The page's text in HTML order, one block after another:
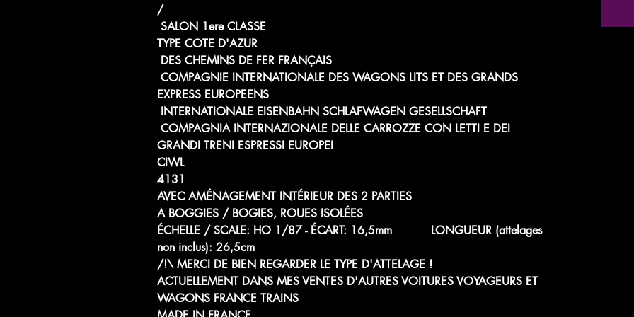
/
SALON 1ere CLASSE
TYPE COTE D'AZUR
DES CHEMINS DE FER FRANÇAIS
COMPAGNIE INTERNATIONALE DES WAGONS LITS ET DES GRANDS
EXPRESS EUROPEENS
INTERNATIONALE EISENBAHN SCHLAFWAGEN GESELLSCHAFT
COMPAGNIA INTERNAZIONALE DELLE CARROZZE CON LETTI E DEI
GRANDI TRENI ESPRESSI EUROPEI
CIWL
4131
AVEC AMÉNAGEMENT INTÉRIEUR DES 2 PARTIES
A BOGGIES / BOGIES, ROUES ISOLÉES
ÉCHELLE / SCALE: HO 1/87 - ÉCART: 16,5mm LONGUEUR (attelages
non inclus): 26,5cm
/!\ MERCI DE BIEN REGARDER LE TYPE D'ATTELAGE !
ACTUELLEMENT DANS MES VENTES D'AUTRES VOITURES VOYAGEURS ET
WAGONS FRANCE TRAINS